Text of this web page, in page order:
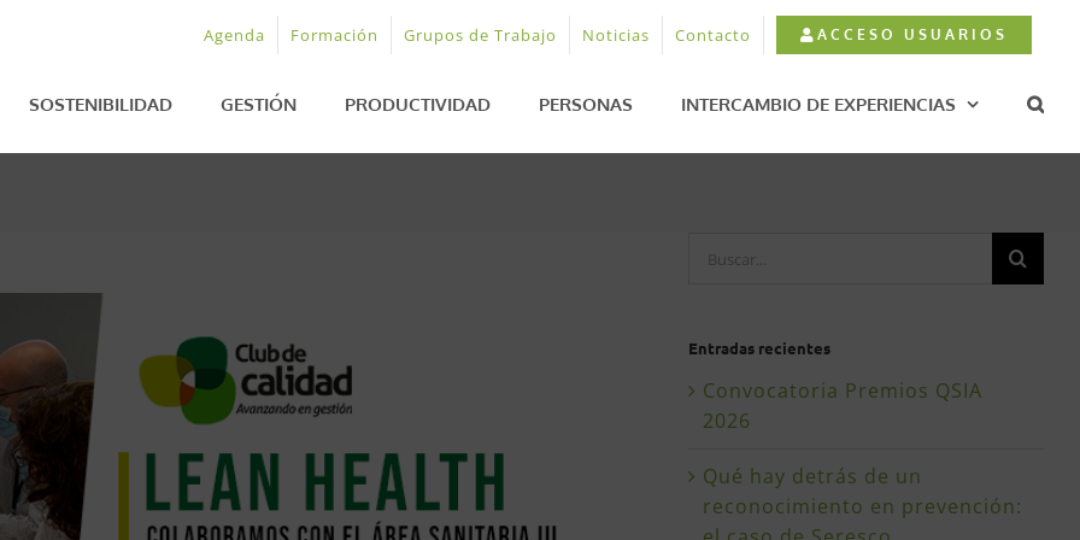
Agenda Formación Grupos de Trabajo Noticias Contacto ACCESO USUARIOS
SOSTENIBILIDAD GESTIÓN PRODUCTIVIDAD PERSONAS INTERCAMBIO DE EXPERIENCIAS
Entradas recientes
Convocatoria Premios QSIA
2026
Qué hay detrás de un
reconocimiento en prevención: